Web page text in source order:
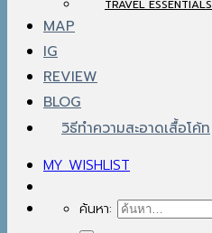
TRAVEL ESSENTIALS
MAP
IG
REVIEW
BLOG
วิธีทำความสะอาดเสื้อโค้ท
MY WISHLIST
ค้นหา: